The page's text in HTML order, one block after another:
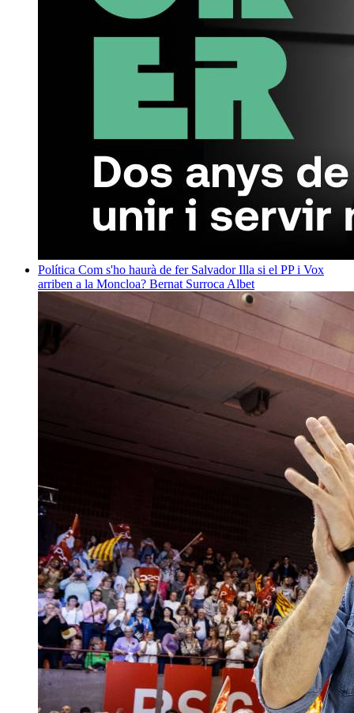
Política Com s'ho haurà de fer Salvador Illa si el PP i Vox
arriben a la Moncloa? Bernat Surroca Albet